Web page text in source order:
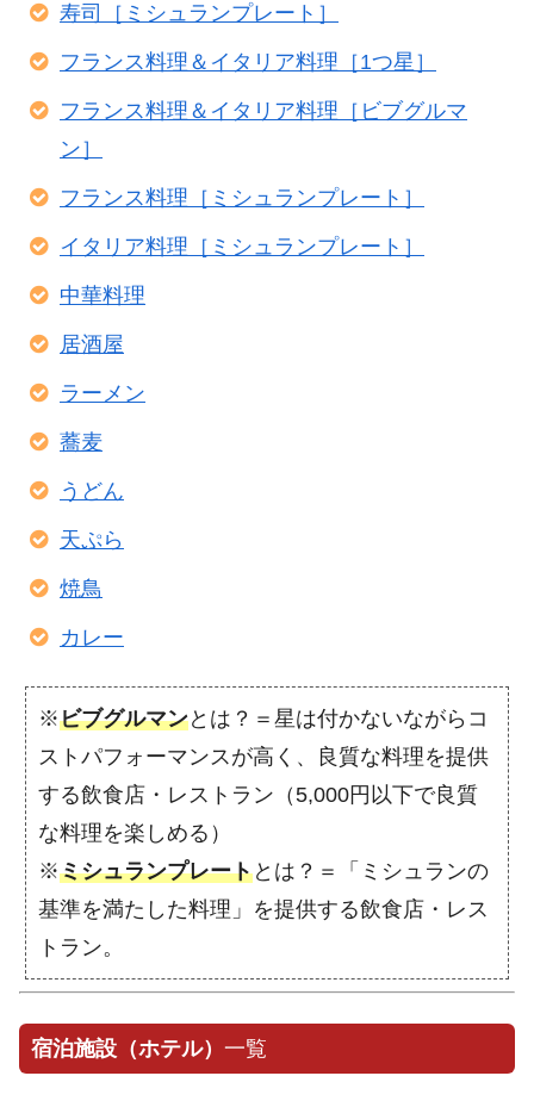
寿司［ミシュランプレート］
フランス料理＆イタリア料理［1つ星］
フランス料理＆イタリア料理［ビブグルマ
ン］
フランス料理［ミシュランプレート］
イタリア料理［ミシュランプレート］
中華料理
居酒屋
ラーメン
蕎麦
うどん
天ぷら
焼鳥
カレー
※ビブグルマンとは？＝星は付かないながらコ
ストパフォーマンスが高く、良質な料理を提供
する飲食店・レストラン（5,000円以下で良質
な料理を楽しめる）
※ミシュランプレートとは？＝「ミシュランの
基準を満たした料理」を提供する飲食店・レス
トラン。
宿泊施設（ホテル） 一覧